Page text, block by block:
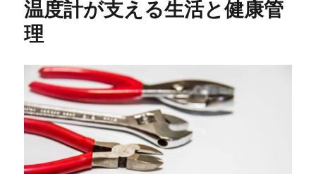
ー
温度計が支える生活と健康管
理